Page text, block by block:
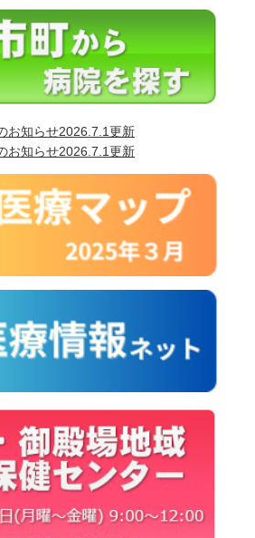
お知らせ2026.7.1更新
お知らせ2026.7.1更新